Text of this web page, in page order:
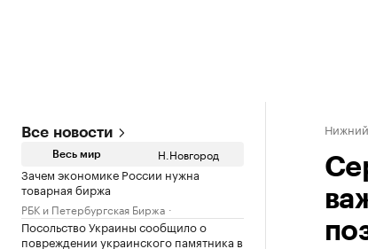
Все новости
Весь мир Н.Новгород
Зачем экономике России нужна
товарная биржа
РБК и Петербургская Биржа
Посольство Украины сообщило о
повреждении украинского памятника в